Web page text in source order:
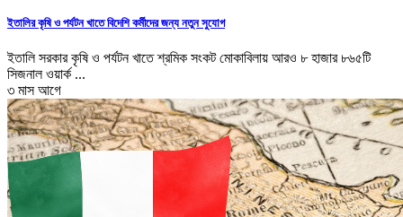
ইতালির কৃষি ও পর্যটন খাতে বিদেশি কর্মীদের জন্য নতুন সুযোগ
ইতালি সরকার কৃষি ও পর্যটন খাতে শ্রমিক সংকট মোকাবিলায় আরও ৮ হাজার ৮৬৫টি
সিজনাল ওয়ার্ক ...
৩ মাস আগে